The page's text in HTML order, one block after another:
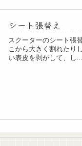
シート張替え
スクーターのシート張
こから大きく割れたり
い表皮を剥がして、し...